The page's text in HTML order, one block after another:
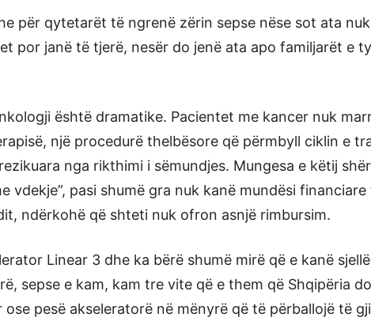
për qytetarët të ngrenë zërin sepse nëse sot ata
por janë të tjerë, nesër do jenë ata apo familjarët e
është dramatike. Pacientet me kancer nuk
një procedurë thelbësore që përmbyll ciklin e
nga rikthimi i sëmundjes. Mungesa e këtij
vdekje”, pasi shumë gra nuk kanë mundësi financiare
ndërkohë që shteti nuk ofron asnjë rimbursim.
Linear 3 dhe ka bërë shumë mirë që e kanë
sepse e kam, kam tre vite që e them që Shqipëria
pesë akseleratorë në mënyrë që të përballojë të